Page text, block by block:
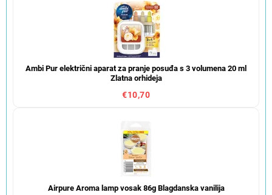
Ambi Pur električni aparat za pranje posuđa s 3 volumena 20 ml
Zlatna orhideja
€10,70
Airpure Aroma lamp vosak 86g Blagdanska vanilija